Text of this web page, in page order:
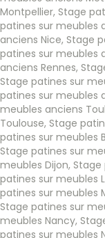
Montpellier, Stage
patines sur meubles
anciens Nice, Stage
patines sur meubles
anciens Rennes,
Stage patines sur
patines sur meubles
meubles anciens
Toulouse, Stage
patines sur meubles
Stage patines sur
meubles Dijon, Stage
patines sur meubles
patines sur meubles
Stage patines sur
meubles Nancy,
patines sur meubles